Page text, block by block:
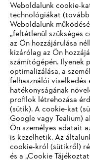
Vállalat
STIHL GYIK
Weboldalunk cookie-
technológiákat
Weboldalunk
„feltétlenül szükséges
az Ön hozzájárulása
kizárólag az Ön
számítógépén. Ilyenek
optimalizálása, a
felhasználói viselkedés
hatékonyságának
profilok létrehozása
(sütik). A cookie-kat
Google vagy Tealium)
Ön személyes adatait
is kezelhetik. Az
cookie-król (sütikről)
és a „Cookie